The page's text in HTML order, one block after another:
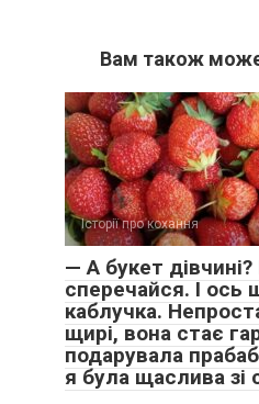
Вам також
Історії про кохання
— А букет
сперечайся. І ось
каблучка.
щирі, вона стає
подарувала
я була щаслива